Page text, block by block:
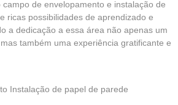
de envelopamento e instalação de
ricas possibilidades de aprendizado e
a dedicação a essa área não apenas um
também uma experiência gratificante e
Instalação de papel de parede